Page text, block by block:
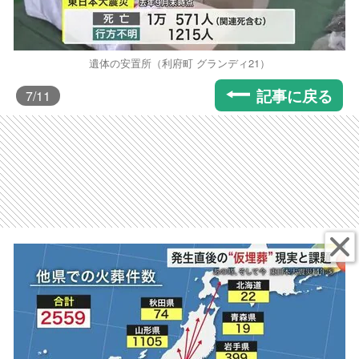
遺体の安置所（利府町 グランディ21）
7/11 記事に戻る